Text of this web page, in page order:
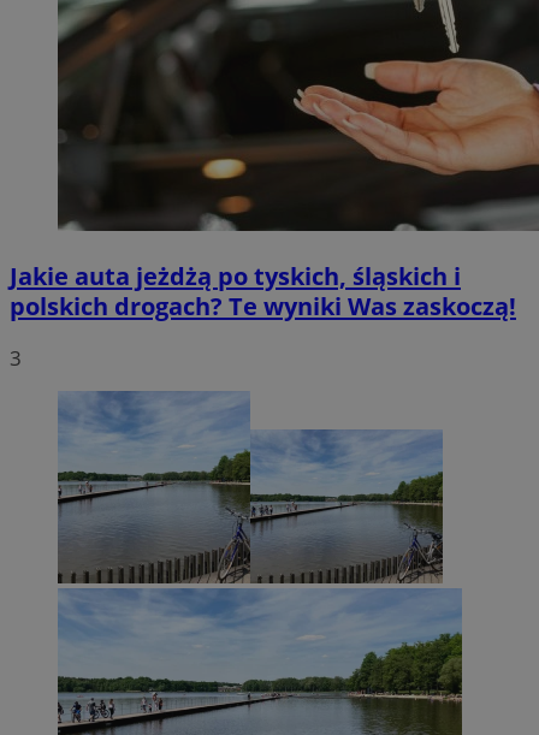
Jakie auta jeżdżą po tyskich, śląskich i
polskich drogach? Te wyniki Was zaskoczą!
3